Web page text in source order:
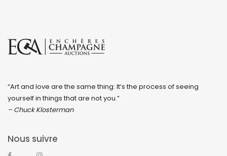
“Art and love are the same thing: It’s the process of seeing
yourself in things that are not you.”
– Chuck Klosterman
Nous suivre